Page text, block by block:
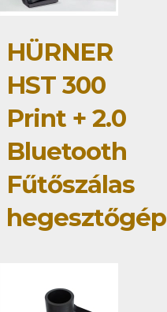
HÜRNER
HST 300
Print + 2.0
Bluetooth
Fűtőszálas
hegesztőgép